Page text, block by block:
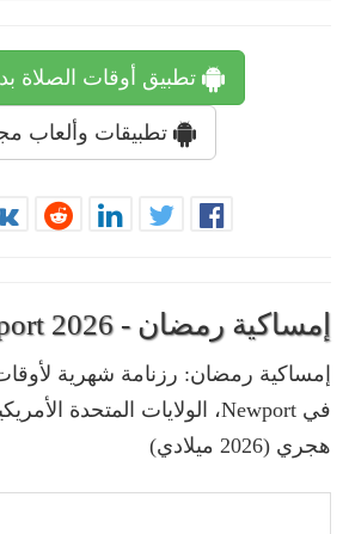
تطبيق أوقات الصلاة
تطبيقات وألعاب
إمساكية رمضان - Newport 2026
إمساكية رمضان: رزنامة شهرية
هجري (2026 ميلادي)